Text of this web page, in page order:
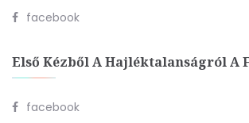
facebook
Első Kézből A Hajléktalanságról A
facebook